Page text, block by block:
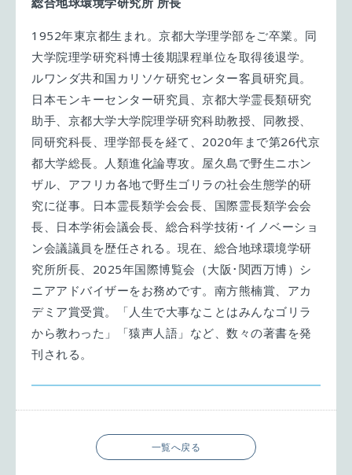
1952年東京都生まれ。京都大学理学部をご卒業。同
大学院理学研究科博士後期課程単位を取得後退学。
ルワンダ共和国カリソケ研究センター客員研究員。
日本モンキーセンター研究員、京都大学霊長類研究
助手、京都大学大学院理学研究科助教授、同教授、
同研究科長、理学部長を経て、2020年まで第26代京
都大学総長。人類進化論専攻。屋久島で野生ニホン
ザル、アフリカ各地で野生ゴリラの社会生態学的研
究に従事。日本霊長類学会会長、国際霊長類学会会
長、日本学術会議会長、総合科学技術･イノベーショ
ン会議議員を歴任される。現在、総合地球環境学研
究所所長、2025年国際博覧会（大阪･関西万博）シ
ニアアドバイザーをお務めです。南方熊楠賞、アカ
デミア賞受賞。「人生で大事なことはみんなゴリラ
から教わった」「猿声人語」など、数々の著書を発
刊される。
一覧へ戻る